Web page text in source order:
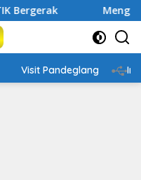
Mengenal Website
Visit Pandeglang